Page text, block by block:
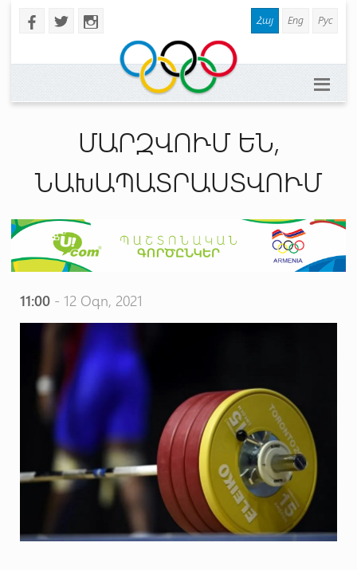
b a x Հայ Eng Рус
ՄԱՐԶՎՈՒՄ ԵՆ,
ՆԱԽԱՊԱՏՐԱՍՏՎՈՒՄ
11:00- 12 Օգո, 2021